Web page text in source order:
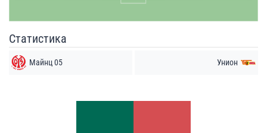
Статистика
Майнц 05 Унион